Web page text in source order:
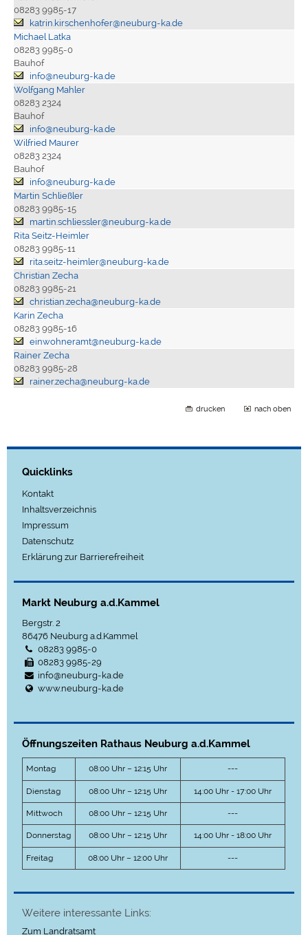
08283 9985-17
katrin.kirschenhofer@neuburg-ka.de
Michael Latka
08283 9985-0
Bauhof
info@neuburg-ka.de
Wolfgang Mahler
08283 2324
Bauhof
info@neuburg-ka.de
Wilfried Maurer
08283 2324
Bauhof
info@neuburg-ka.de
Martin Schließler
08283 9985-15
martin.schliessler@neuburg-ka.de
Rita Seitz-Heimler
08283 9985-11
rita.seitz-heimler@neuburg-ka.de
Christian Zecha
08283 9985-21
christian.zecha@neuburg-ka.de
Karin Zecha
08283 9985-16
einwohneramt@neuburg-ka.de
Rainer Zecha
08283 9985-28
rainer.zecha@neuburg-ka.de
drucken nach oben
Quicklinks
Kontakt
Inhaltsverzeichnis
Impressum
Datenschutz
Erklärung zur Barrierefreiheit
Markt Neuburg a.d.Kammel
Bergstr. 2
86476 Neuburg a.d.Kammel
08283 9985-0
08283 9985-29
info@neuburg-ka.de
www.neuburg-ka.de
Öffnungszeiten Rathaus Neuburg a.d.Kammel
Montag 08:00 Uhr – 12:15 Uhr ---
Dienstag 08:00 Uhr – 12:15 Uhr 14:00 Uhr - 17:00 Uhr
Mittwoch 08:00 Uhr – 12:15 Uhr ---
Donnerstag 08:00 Uhr – 12:15 Uhr 14:00 Uhr - 18:00 Uhr
Freitag 08:00 Uhr – 12:00 Uhr ---
Weitere interessante Links:
Zum Landratsamt